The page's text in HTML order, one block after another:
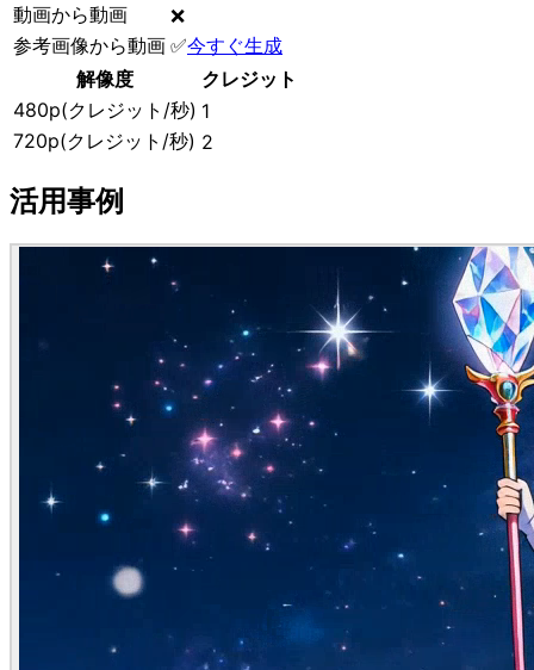
動画から動画
❌
参考画像から動画 ✅今すぐ生成
解像度
クレジット
480p(クレジット/秒) 1
720p(クレジット/秒) 2
活用事例